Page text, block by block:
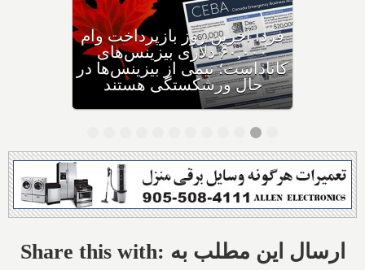
وزیر مهاجرت: کانادا ویزاهای
توریستی و دانشجویی کمتری
صادر می‌کند
Share this with: ارسال این مطلب به